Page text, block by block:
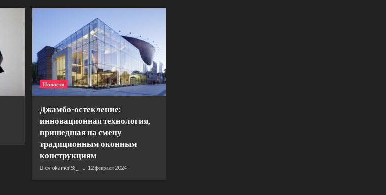
Новости
Джамбо-остекление:
инновационная технология,
пришедшая на смену
традиционным оконным
конструкциям
evrokamen58_ 12 февраля 2024